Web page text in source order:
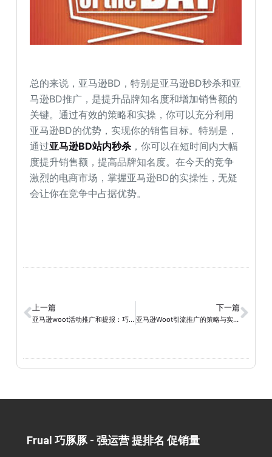
总的来说，亚马逊BD，特别是亚马逊BD秒杀和亚
马逊BD推广，是提升品牌知名度和增加销售额的
关键。通过有效的策略和实操，你可以充分利用
亚马逊BD的优势，实现你的销售目标。特别是，
通过亚马逊BD站内秒杀 ，你可以在短时间内大幅
度提升销售额，提高品牌知名度。在今天的竞争
激烈的电商市场，掌握亚马逊BD的实操性，无疑
会让你在竞争中占据优势。
上一篇
亚马逊woot活动推广和提报：巧豚豚助您实现成功营销！
下一篇
亚马逊Woot引流推广的策略与实践
Frual 巧豚豚 - 强运营 提排名 促销量​